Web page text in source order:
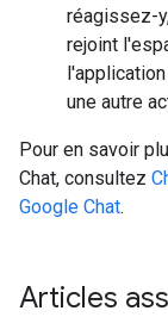
réagissez-
rejoint
une autre
Pour en savoir
Chat, consultez
Google Chat.
Articles